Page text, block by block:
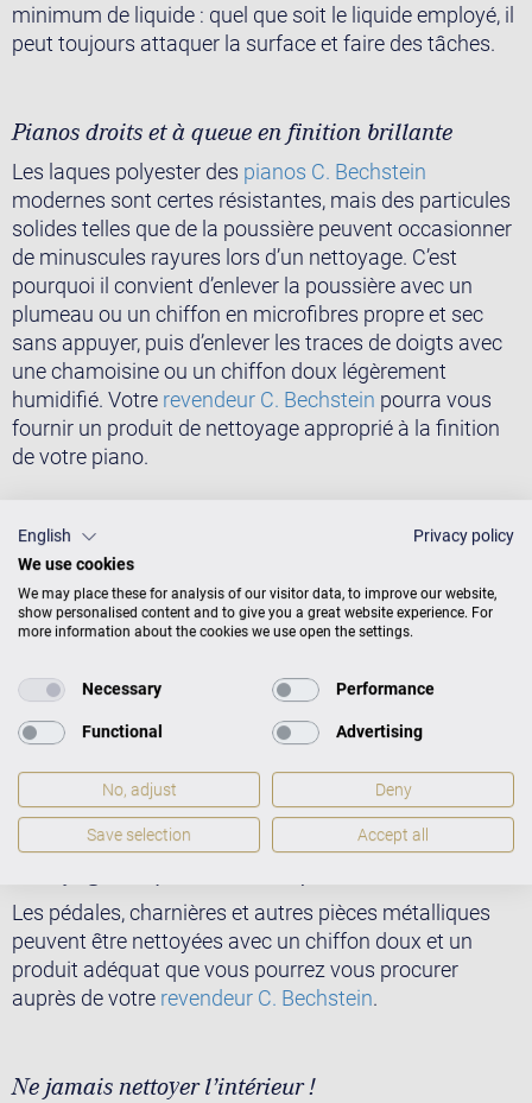
minimum de liquide : quel que soit le liquide employé, il
peut toujours attaquer la surface et faire des tâches.
Pianos droits et à queue en finition brillante
Les laques polyester des pianos C. Bechstein
modernes sont certes résistantes, mais des particules
solides telles que de la poussière peuvent occasionner
de minuscules rayures lors d’un nettoyage. C’est
pourquoi il convient d’enlever la poussière avec un
plumeau ou un chiffon en microfibres propre et sec
sans appuyer, puis d’enlever les traces de doigts avec
une chamoisine ou un chiffon doux légèrement
humidifié. Votre revendeur C. Bechstein pourra vous
fournir un produit de nettoyage approprié à la finition
de votre piano.
Nettoyage du clavier
Les touches de tous les pianos modernes sont dotées
d’un revêtement en plastique de haute qualité. Pour les
nettoyer, utilisez un chiffon doux et non pelucheux.
aggressif ou contenant des particules abrasives. Les
touches des pianos anciens avec revêtement en
par un spécialiste.
Les pédales, charnières et autres pièces métalliques
peuvent être nettoyées avec un chiffon doux et un
produit adéquat que vous pourrez vous procurer
auprès de votre revendeur C. Bechstein.
Ne jamais nettoyer l’intérieur !
English
Privacy policy
We use cookies
We may place these for analysis of our visitor data, to improve our website,
show personalised content and to give you a great website experience. For
more information about the cookies we use open the settings.
Necessary Performance
Functional Advertising
No, adjust Deny
Save selection Accept all